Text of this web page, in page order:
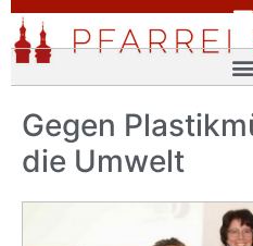
Gegen
die Umwelt